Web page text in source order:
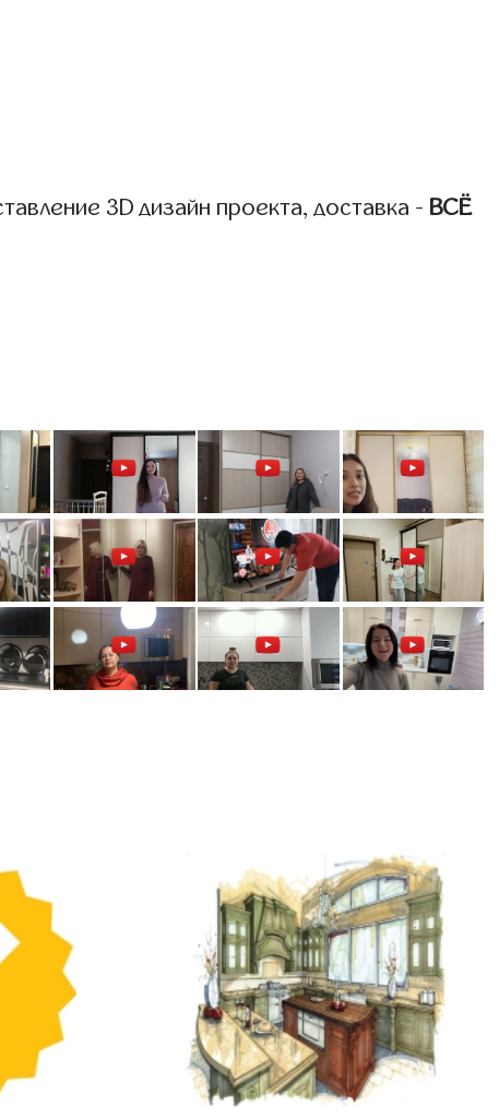
3D дизайн проекта, доставка - ВСЁ